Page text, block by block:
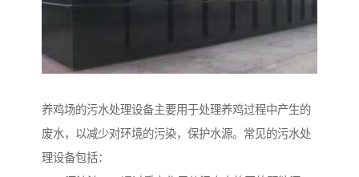
养鸡场的污水处理设备主要用于处理养鸡过程中产生的
废水，以减少对环境的污染，保护水源。常见的污水处
理设备包括：